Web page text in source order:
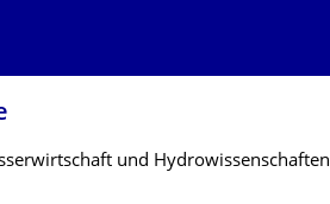
und Hydrowissenschaften